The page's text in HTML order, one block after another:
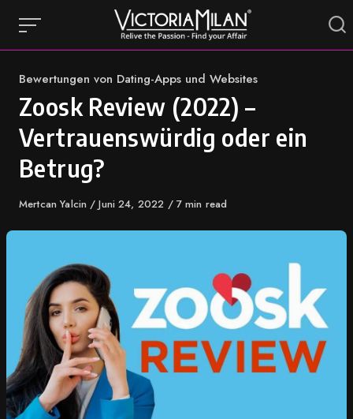
content
Category
Bewertungen von Dating-Apps und Websites
Zoosk Review (2022) –
Vertrauenswürdig oder ein
Betrug?
Author
Mertcan Yalcin
Published
Juni 24, 2022 7 min read